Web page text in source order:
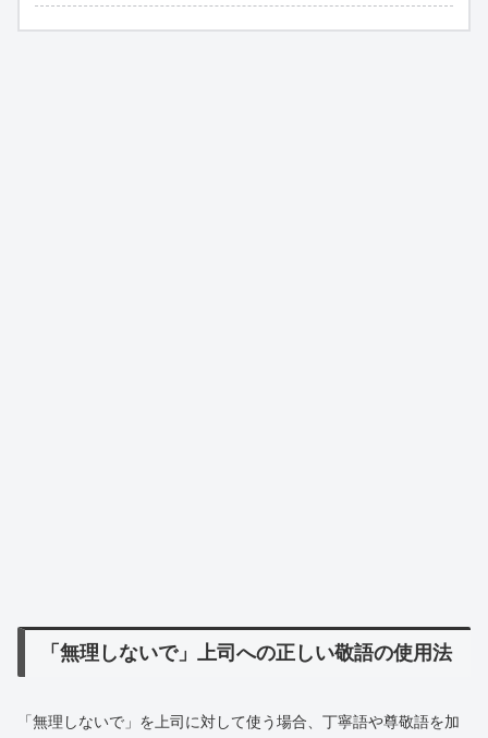
「無理しないで」上司への正しい敬語の使用法
「無理しないで」を上司に対して使う場合、丁寧語や尊敬語を加